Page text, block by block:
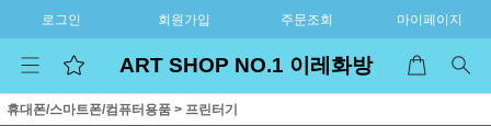
로그인 회원가입 주문조회 마이페이지
ART SHOP NO.1 이레화방
휴대폰/스마트폰/컴퓨터용품 > 프린터기